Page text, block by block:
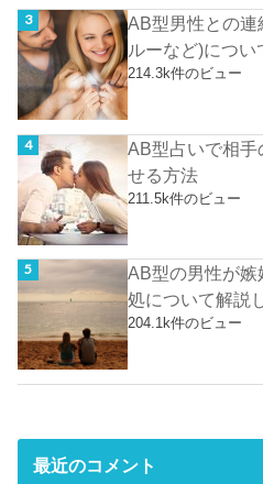
AB型男性との連
ルーなど)につい
214.3k件のビュー
AB型占いで相手
せる方法
211.5k件のビュー
AB型の男性が
処について解説
204.1k件のビュー
最近のコメント